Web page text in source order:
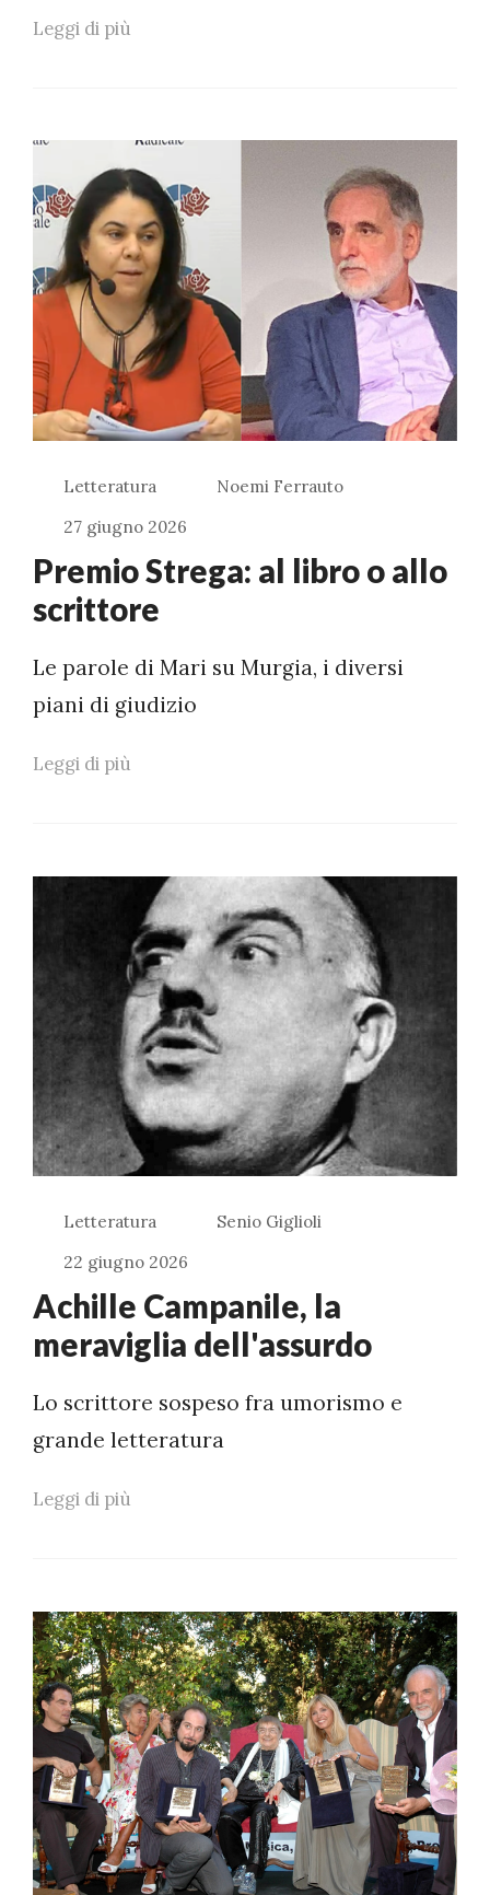
Leggi di più
Letteratura
Noemi Ferrauto
27 giugno 2026
Premio Strega: al libro o allo
scrittore
Le parole di Mari su Murgia, i diversi
piani di giudizio
Leggi di più
Letteratura
Senio Giglioli
22 giugno 2026
Achille Campanile, la
meraviglia dell'assurdo
Lo scrittore sospeso fra umorismo e
grande letteratura
Leggi di più